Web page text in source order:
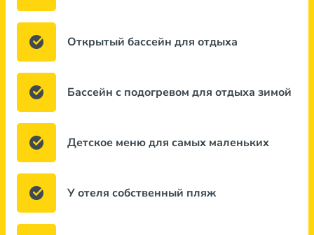
Открытый бассейн для отдыха
Бассейн с подогревом для отдыха зимой
Детское меню для самых маленьких
У отеля собственный пляж